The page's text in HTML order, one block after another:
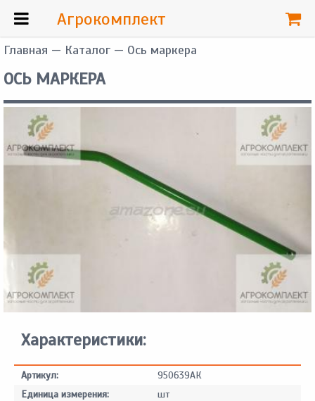
Главная — Каталог — Ось маркера
ОСЬ МАРКЕРА
Характеристики:
Артикул:
950639АК
Единица измерения:
шт
Агрокомплект